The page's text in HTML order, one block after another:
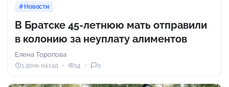
Новости
В Братске 45-летнюю мать отправили
в колонию за неуплату алиментов
Елена Торопова
1 день назад 14 0